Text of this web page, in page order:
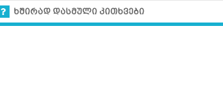
ხშირად დასმული კითხვები